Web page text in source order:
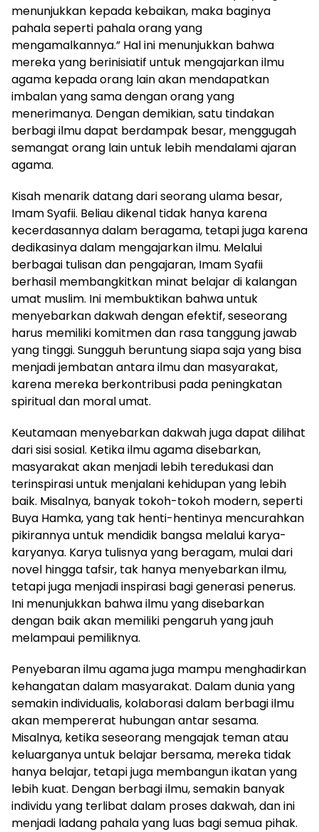
menunjukkan kepada kebaikan, maka baginya
pahala seperti pahala orang yang
mengamalkannya.” Hal ini menunjukkan bahwa
mereka yang berinisiatif untuk mengajarkan ilmu
agama kepada orang lain akan mendapatkan
imbalan yang sama dengan orang yang
menerimanya. Dengan demikian, satu tindakan
berbagi ilmu dapat berdampak besar, menggugah
semangat orang lain untuk lebih mendalami ajaran
agama.
Kisah menarik datang dari seorang ulama besar,
Imam Syafii. Beliau dikenal tidak hanya karena
kecerdasannya dalam beragama, tetapi juga karena
dedikasinya dalam mengajarkan ilmu. Melalui
berbagai tulisan dan pengajaran, Imam Syafii
berhasil membangkitkan minat belajar di kalangan
umat muslim. Ini membuktikan bahwa untuk
menyebarkan dakwah dengan efektif, seseorang
harus memiliki komitmen dan rasa tanggung jawab
yang tinggi. Sungguh beruntung siapa saja yang bisa
menjadi jembatan antara ilmu dan masyarakat,
karena mereka berkontribusi pada peningkatan
spiritual dan moral umat.
Keutamaan menyebarkan dakwah juga dapat dilihat
dari sisi sosial. Ketika ilmu agama disebarkan,
masyarakat akan menjadi lebih teredukasi dan
terinspirasi untuk menjalani kehidupan yang lebih
baik. Misalnya, banyak tokoh-tokoh modern, seperti
Buya Hamka, yang tak henti-hentinya mencurahkan
pikirannya untuk mendidik bangsa melalui karya-
karyanya. Karya tulisnya yang beragam, mulai dari
novel hingga tafsir, tak hanya menyebarkan ilmu,
tetapi juga menjadi inspirasi bagi generasi penerus.
Ini menunjukkan bahwa ilmu yang disebarkan
dengan baik akan memiliki pengaruh yang jauh
melampaui pemiliknya.
Penyebaran ilmu agama juga mampu menghadirkan
kehangatan dalam masyarakat. Dalam dunia yang
semakin individualis, kolaborasi dalam berbagi ilmu
akan mempererat hubungan antar sesama.
Misalnya, ketika seseorang mengajak teman atau
keluarganya untuk belajar bersama, mereka tidak
hanya belajar, tetapi juga membangun ikatan yang
lebih kuat. Dengan berbagi ilmu, semakin banyak
individu yang terlibat dalam proses dakwah, dan ini
menjadi ladang pahala yang luas bagi semua pihak.